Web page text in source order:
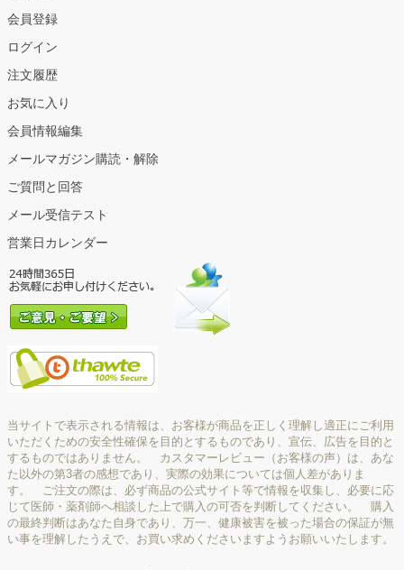
会員登録
ログイン
注文履歴
お気に入り
会員情報編集
メールマガジン購読・解除
ご質問と回答
メール受信テスト
営業日カレンダー
当サイトで表示される情報は、お客様が商品を正しく理解し適正にご利用
いただくための安全性確保を目的とするものであり、宣伝、広告を目的と
するものではありません。 カスタマーレビュー（お客様の声）は、あな
た以外の第3者の感想であり、実際の効果については個人差がありま
す。 ご注文の際は、必ず商品の公式サイト等で情報を収集し、必要に応
じて医師・薬剤師へ相談した上で購入の可否を判断してください。 購入
の最終判断はあなた自身であり、万一、健康被害を被った場合の保証が無
い事を理解したうえで、お買い求めくださいますようお願いいたします。